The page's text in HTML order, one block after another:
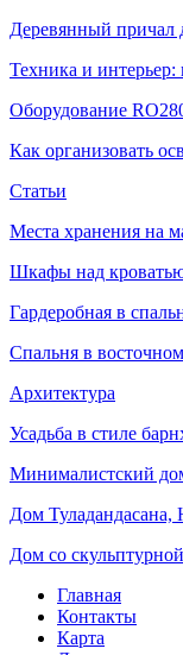
Деревянный причал
Техника и
Оборудование
Как организовать
Статьи
Места хранения на
Шкафы над
Гардеробная в
Спальня в
Архитектура
Усадьба в стиле
Минималистский
Дом
Дом со
Главная
Контакты
Карта